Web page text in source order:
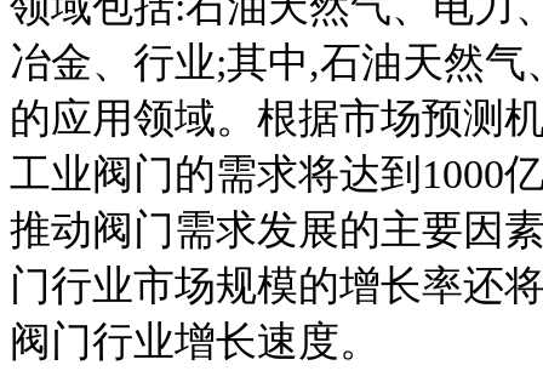
冶金、行业;其中,石油天然
的应用领域。根据市场预测
工业阀门的需求将达到1000
推动阀门需求发展的主要因
门行业市场规模的增长率还
阀门行业增长速度。